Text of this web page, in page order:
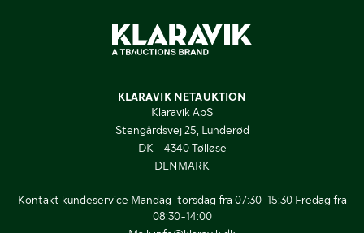
KLARAVIK NETAUKTION
Klaravik ApS
Stengårdsvej 25, Lunderød
DK - 4340 Tølløse
DENMARK
Kontakt kundeservice Mandag-torsdag fra 07:30-15:30 Fredag fra
08:30-14:00